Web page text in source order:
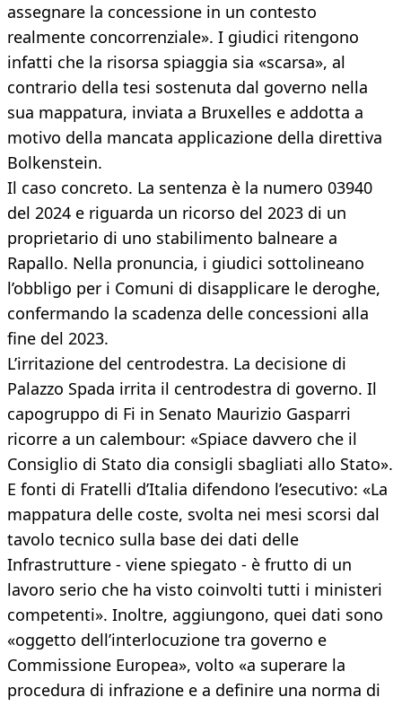
assegnare la concessione in un contesto
realmente concorrenziale». I giudici ritengono
infatti che la risorsa spiaggia sia «scarsa», al
contrario della tesi sostenuta dal governo nella
sua mappatura, inviata a Bruxelles e addotta a
motivo della mancata applicazione della direttiva
Bolkenstein.
Il caso concreto. La sentenza è la numero 03940
del 2024 e riguarda un ricorso del 2023 di un
proprietario di uno stabilimento balneare a
Rapallo. Nella pronuncia, i giudici sottolineano
l’obbligo per i Comuni di disapplicare le deroghe,
confermando la scadenza delle concessioni alla
fine del 2023.
L’irritazione del centrodestra. La decisione di
Palazzo Spada irrita il centrodestra di governo. Il
capogruppo di Fi in Senato Maurizio Gasparri
ricorre a un calembour: «Spiace davvero che il
Consiglio di Stato dia consigli sbagliati allo Stato».
E fonti di Fratelli d’Italia difendono l’esecutivo: «La
mappatura delle coste, svolta nei mesi scorsi dal
tavolo tecnico sulla base dei dati delle
Infrastrutture - viene spiegato - è frutto di un
lavoro serio che ha visto coinvolti tutti i ministeri
competenti». Inoltre, aggiungono, quei dati sono
«oggetto dell’interlocuzione tra governo e
Commissione Europea», volto «a superare la
procedura di infrazione e a definire una norma di